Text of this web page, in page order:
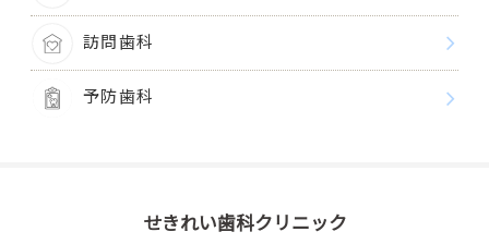
訪問歯科
予防歯科
せきれい歯科クリニック